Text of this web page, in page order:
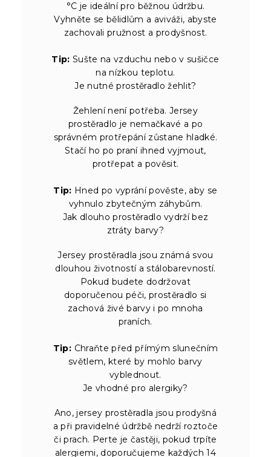
°C je ideální pro běžnou údržbu.
Vyhněte se bělidlům a aviváži, abyste
zachovali pružnost a prodyšnost.
Tip: Sušte na vzduchu nebo v sušičce
na nízkou teplotu.
Je nutné prostěradlo žehlit?
Žehlení není potřeba. Jersey
prostěradlo je nemačkavé a po
správném protřepání zůstane hladké.
Stačí ho po praní ihned vyjmout,
protřepat a pověsit.
Tip: Hned po vyprání pověste, aby se
vyhnulo zbytečným záhybům.
Jak dlouho prostěradlo vydrží bez
ztráty barvy?
Jersey prostěradla jsou známá svou
dlouhou životností a stálobarevností.
Pokud budete dodržovat
doporučenou péči, prostěradlo si
zachová živé barvy i po mnoha
praních.
Tip: Chraňte před přímým slunečním
světlem, které by mohlo barvy
vyblednout.
Je vhodné pro alergiky?
Ano, jersey prostěradla jsou prodyšná
a při pravidelné údržbě nedrží roztoče
či prach. Perte je častěji, pokud trpíte
alergiemi, doporučujeme každých 14